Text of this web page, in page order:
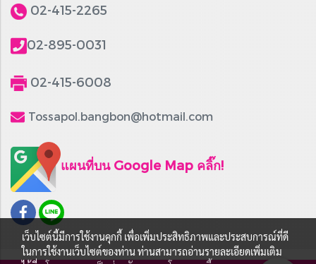
02-415-2265
02-895-0031
02-415-6008
Tossapol.bangbon@hotmail.com
แผนที่บน Google Map คลิ๊ก!
เว็บไซต์นี้มีการใช้งานคุกกี้ เพื่อเพิ่มประสิทธิภาพและประสบการณ์ที่ดี
ในการใช้งานเว็บไซต์ของท่าน ท่านสามารถอ่านรายละเอียดเพิ่มเติม